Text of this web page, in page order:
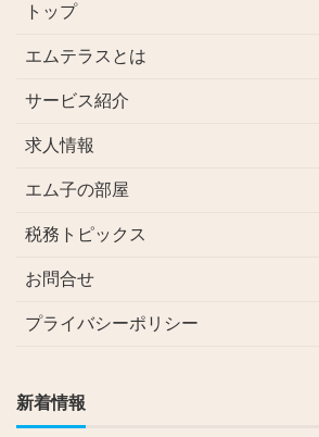
トップ
エムテラスとは
サービス紹介
求人情報
エム子の部屋
税務トピックス
お問合せ
プライバシーポリシー
新着情報